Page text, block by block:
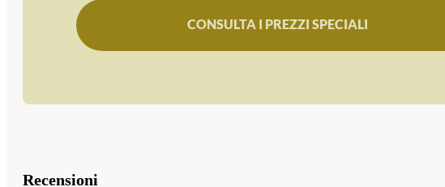
CONSULTA I PREZZI SPECIALI
Recensioni